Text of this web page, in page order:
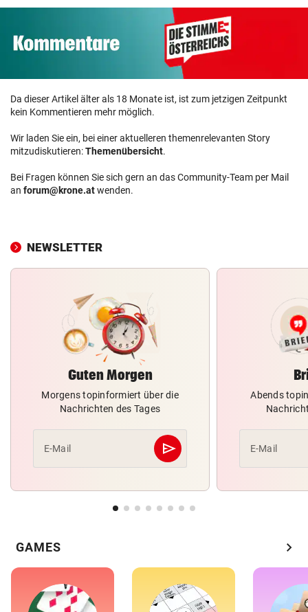
Da dieser Artikel älter als 18 Monate ist, ist zum jetzigen Zeitpunkt
kein Kommentieren mehr möglich.
Wir laden Sie ein, bei einer aktuelleren themenrelevanten Story
mitzudiskutieren:Themenübersicht.
Bei Fragen können Sie sich gern an das Community-Team per Mail
an forum@krone.atwenden.
NEWSLETTER
Guten Morgen
Morgens topinformiert über die
Nachrichten des Tages
E-Mail send
Abschicken
Abends
E-Mail
GAMES chevron_right